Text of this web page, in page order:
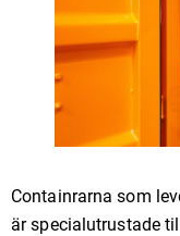
Containrarna som
är specialutrustade